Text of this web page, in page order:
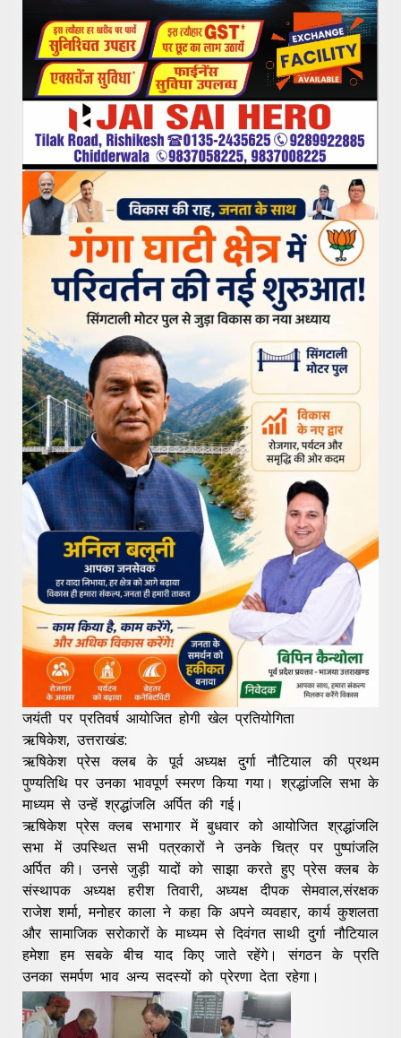
जयंती पर प्रतिवर्ष आयोजित होगी खेल प्रतियोगिता
ऋषिकेश, उत्तराखंड:
ऋषिकेश प्रेस क्लब के पूर्व अध्यक्ष दुर्गा नौटियाल की प्रथम
पुण्यतिथि पर उनका भावपूर्ण स्मरण किया गया। श्रद्धांजलि सभा के
माध्यम से उन्हें श्रद्धांजलि अर्पित की गई।
ऋषिकेश प्रेस क्लब सभागार में बुधवार को आयोजित श्रद्धांजलि
सभा में उपस्थित सभी पत्रकारों ने उनके चित्र पर पुष्पांजलि
अर्पित की। उनसे जुड़ी यादों को साझा करते हुए प्रेस क्लब के
संस्थापक अध्यक्ष हरीश तिवारी, अध्यक्ष दीपक सेमवाल,संरक्षक
राजेश शर्मा, मनोहर काला ने कहा कि अपने व्यवहार, कार्य कुशलता
और सामाजिक सरोकारों के माध्यम से दिवंगत साथी दुर्गा नौटियाल
हमेशा हम सबके बीच याद किए जाते रहेंगे। संगठन के प्रति
उनका समर्पण भाव अन्य सदस्यों को प्रेरणा देता रहेगा।